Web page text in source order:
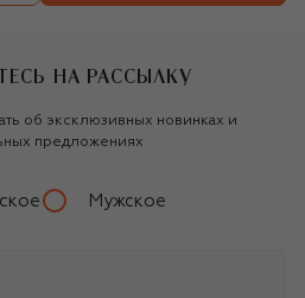
НА РАССЫЛКУ
об эксклюзивных новинках и
предложениях
Мужское